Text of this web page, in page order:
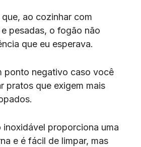
ao cozinhar com
pesadas, o fogão não
que eu esperava.
ponto negativo caso você
pratos que exigem mais
inoxidável proporciona uma
e é fácil de limpar, mas